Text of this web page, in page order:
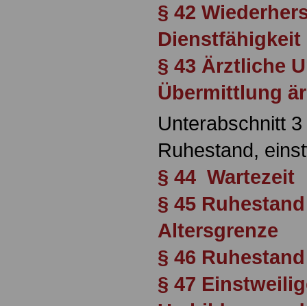
§ 42
Dienstfähigkeit
§ 43 Ärztliche
Übermittlung
Unterabschnitt 3
Ruhestand,
§ 44 Wartezeit
§ 45
Altersgrenze
§ 46
§ 47